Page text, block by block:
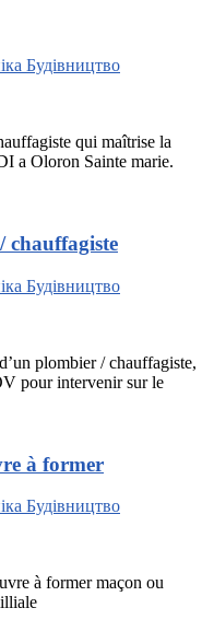
Будівництво
qui maîtrise la
a Oloron Sainte marie.
chauffagiste
Будівництво
plombier / chauffagiste,
pour intervenir sur le
à former
Будівництво
à former maçon ou